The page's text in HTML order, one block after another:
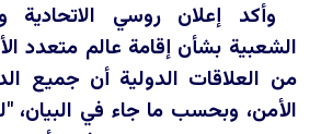
وأكد إعلان روسي الاتحادية
الشعبية بشأن إقامة عالم متعدد
من العلاقات الدولية أن جميع
الأمن، وبحسب ما جاء في البيان،